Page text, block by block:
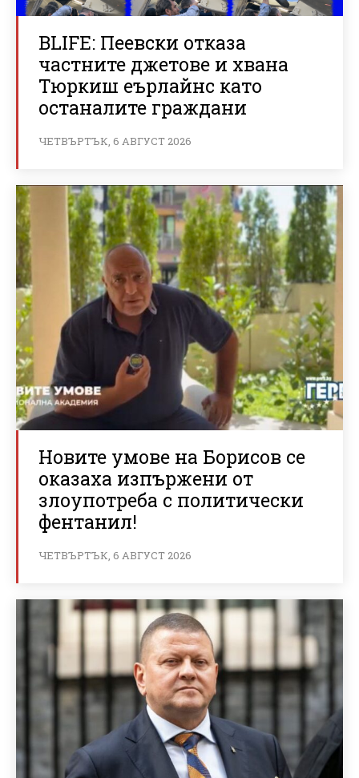
BLIFE: Пеевски отказа
частните джетове и хвана
Тюркиш еърлайнс като
останалите граждани
ЧЕТВЪРТЪК, 6 АВГУСТ 2026
Новите умове на Борисов се
оказаха изпържени от
злоупотреба с политически
фентанил!
ЧЕТВЪРТЪК, 6 АВГУСТ 2026